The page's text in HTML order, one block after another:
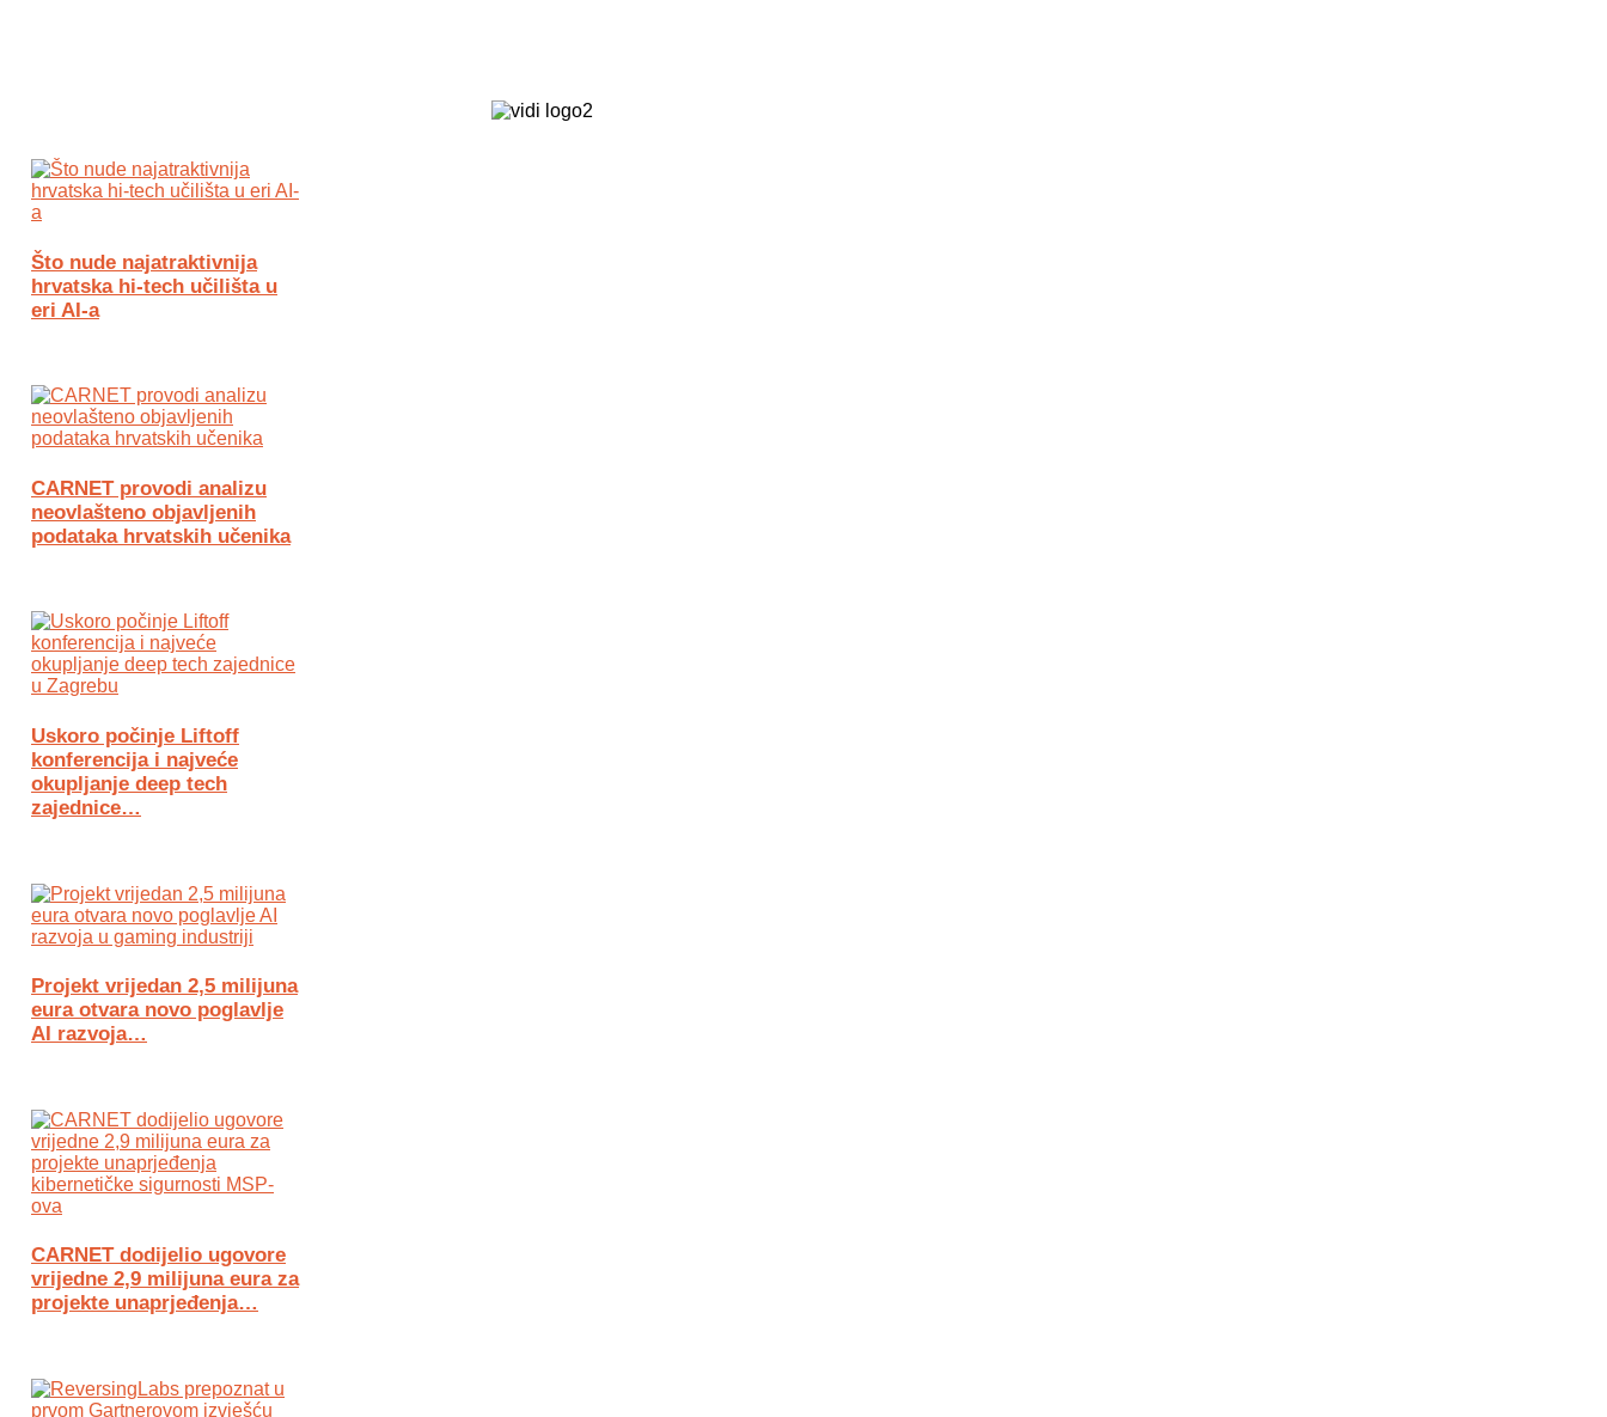
Što nude najatraktivnija
hrvatska hi-tech učilišta u
eri AI-a
CARNET provodi analizu
neovlašteno objavljenih
podataka hrvatskih učenika
Uskoro počinje Liftoff
konferencija i najveće
okupljanje deep tech
zajednice…
Projekt vrijedan 2,5 milijuna
eura otvara novo poglavlje
AI razvoja…
CARNET dodijelio ugovore
vrijedne 2,9 milijuna eura za
projekte unaprjeđenja…